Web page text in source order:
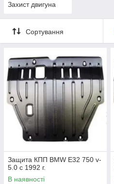
Захист двигуна
Сортування
Защита КПП BMW E32 750 v-
5.0 c 1992 г.
В наявності